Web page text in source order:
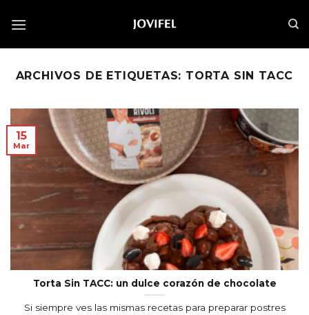
ARCHIVOS DE ETIQUETAS: TORTA SIN TACC
Torta Sin TACC: un dulce corazón de chocolate
Si siempre ves las mismas recetas para preparar postres
15
Mar